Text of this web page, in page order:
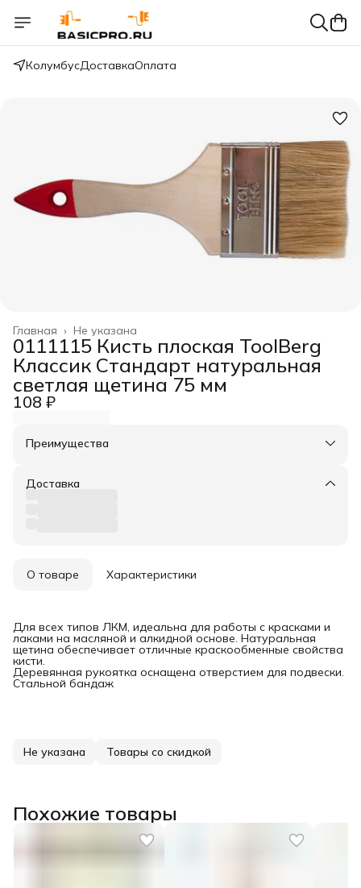
КолумбусДоставкаОплата
Не указана
Главная ›
0111115 Кисть плоская ToolBerg
Классик Стандарт натуральная
светлая щетина 75 мм
108 ₽
Преимущества
Оплата частями в Сплит
Удобный возврат
Доставка
О товаре Характеристики
Для всех типов ЛКМ, идеальна для работы с красками и
лаками на масляной и алкидной основе. Натуральная
щетина обеспечивает отличные краскообменные свойства
кисти.
Деревянная рукоятка оснащена отверстием для подвески.
Стальной бандаж
Не указана Товары со скидкой
Похожие товары